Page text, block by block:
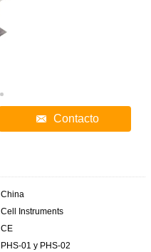
Contacto
China
Cell Instruments
CE
PHS-01 y PHS-02